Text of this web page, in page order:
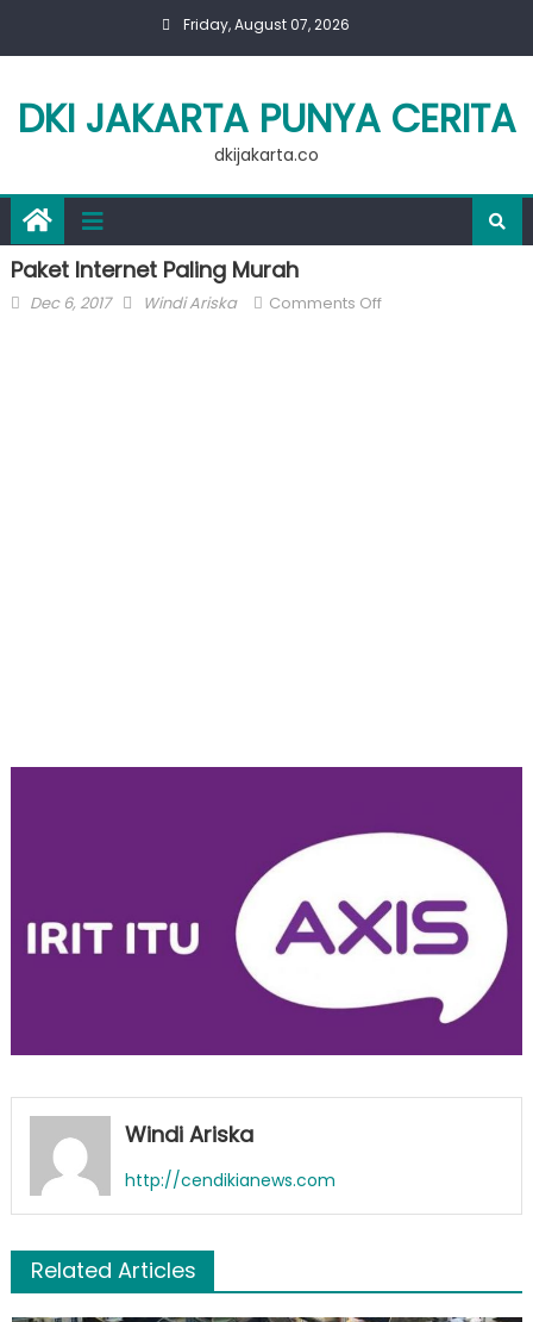
Friday, August 07, 2026
DKI JAKARTA PUNYA CERITA
dkijakarta.co
Paket Internet Paling Murah
Posted
Dec 6, 2017 Author
Windi Ariska Comments Offon
Windi Ariska
http://cendikianews.com
Related Articles